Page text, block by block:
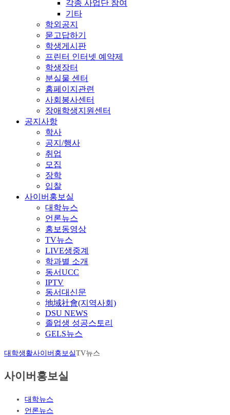
각종 사업단 참여
기타
학외공지
묻고답하기
학생게시판
프린터 인터넷 예약제
학생장터
분실물 센터
홈페이지관련
사회봉사센터
장애학생지원센터
공지사항
학사
공지/행사
취업
모집
장학
입찰
사이버홍보실
대학뉴스
언론뉴스
홍보동영상
TV뉴스
LIVE생중계
학과별 소개
동서UCC
IPTV
동서대신문
地域社會(지역사회)
DSU NEWS
졸업생 성공스토리
GELS뉴스
대학생활사이버홍보실TV뉴스
사이버홍보실
대학뉴스
언론뉴스